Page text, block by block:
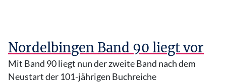
Nordelbingen Band 90 liegt vor
Mit Band 90 liegt nun der zweite Band nach dem
Neustart der 101-jährigen Buchreiche